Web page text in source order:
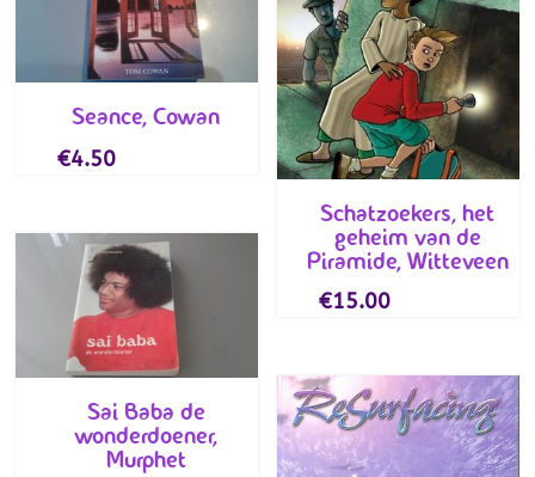
Seance, Cowan
€4.50
Schatzoekers, het
geheim van de
Piramide, Witteveen
€15.00
Sai Baba de
wonderdoener,
Murphet